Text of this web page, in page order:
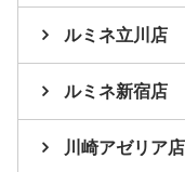
ルミネ立川店
ルミネ新宿店
川崎アゼリア店